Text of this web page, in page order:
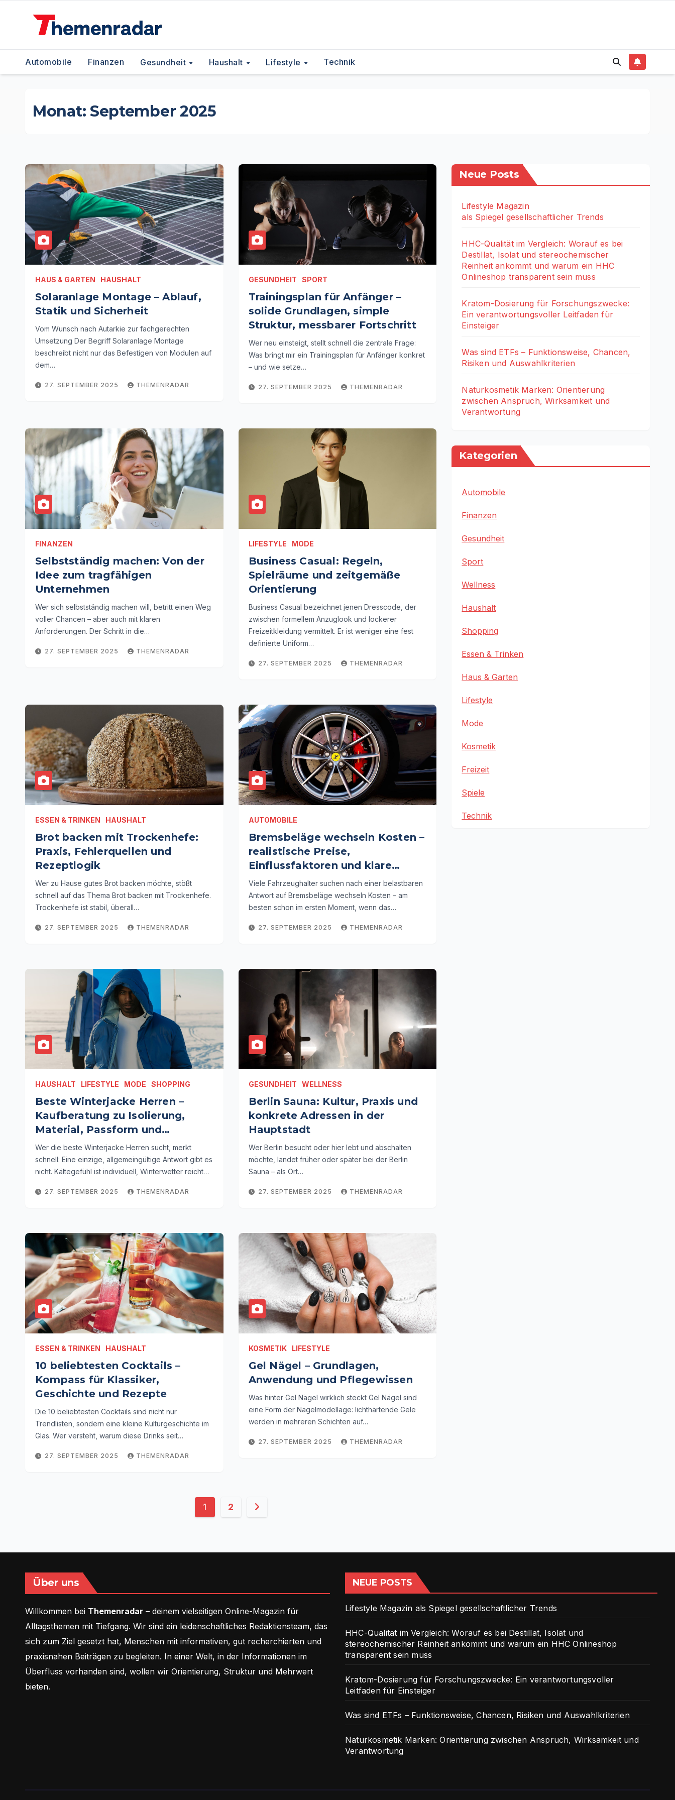
Automobile Finanzen Gesundheit Haushalt Lifestyle Technik
Monat: September 2025
HAUS & GARTEN HAUSHALT
Solaranlage Montage – Ablauf,
Statik und Sicherheit
Vom Wunsch nach Autarkie zur fachgerechten
Umsetzung Der Begriff Solaranlage Montage
beschreibt nicht nur das Befestigen von Modulen auf
dem…
27. SEPTEMBER 2025 THEMENRADAR
GESUNDHEIT SPORT
Trainingsplan für Anfänger –
solide Grundlagen, simple
Struktur, messbarer Fortschritt
Wer neu einsteigt, stellt schnell die zentrale Frage:
Was bringt mir ein Trainingsplan für Anfänger konkret
– und wie setze…
27. SEPTEMBER 2025 THEMENRADAR
FINANZEN
Selbstständig machen: Von der
Idee zum tragfähigen
Unternehmen
Wer sich selbstständig machen will, betritt einen Weg
voller Chancen – aber auch mit klaren
Anforderungen. Der Schritt in die…
27. SEPTEMBER 2025 THEMENRADAR
LIFESTYLE MODE
Business Casual: Regeln,
Spielräume und zeitgemäße
Orientierung
Business Casual bezeichnet jenen Dresscode, der
zwischen formellem Anzuglook und lockerer
Freizeitkleidung vermittelt. Er ist weniger eine fest
definierte Uniform…
27. SEPTEMBER 2025 THEMENRADAR
ESSEN & TRINKEN HAUSHALT
Brot backen mit Trockenhefe:
Praxis, Fehlerquellen und
Rezeptlogik
Wer zu Hause gutes Brot backen möchte, stößt
schnell auf das Thema Brot backen mit Trockenhefe.
Trockenhefe ist stabil, überall…
27. SEPTEMBER 2025 THEMENRADAR
AUTOMOBILE
Bremsbeläge wechseln Kosten –
realistische Preise,
Einflussfaktoren und klare
Entscheidungsgrundlagen
Viele Fahrzeughalter suchen nach einer belastbaren
Antwort auf Bremsbeläge wechseln Kosten – am
besten schon im ersten Moment, wenn das…
27. SEPTEMBER 2025 THEMENRADAR
HAUSHALT LIFESTYLE MODE SHOPPING
Beste Winterjacke Herren –
Kaufberatung zu Isolierung,
Material, Passform und
Einsatzbereich
Wer die beste Winterjacke Herren sucht, merkt
schnell: Eine einzige, allgemeingültige Antwort gibt es
nicht. Kältegefühl ist individuell, Winterwetter reicht…
27. SEPTEMBER 2025 THEMENRADAR
GESUNDHEIT WELLNESS
Berlin Sauna: Kultur, Praxis und
konkrete Adressen in der
Hauptstadt
Wer Berlin besucht oder hier lebt und abschalten
möchte, landet früher oder später bei der Berlin
Sauna – als Ort…
27. SEPTEMBER 2025 THEMENRADAR
ESSEN & TRINKEN HAUSHALT
10 beliebtesten Cocktails –
Kompass für Klassiker,
Geschichte und Rezepte
Die 10 beliebtesten Cocktails sind nicht nur
Trendlisten, sondern eine kleine Kulturgeschichte im
Glas. Wer versteht, warum diese Drinks seit…
27. SEPTEMBER 2025 THEMENRADAR
KOSMETIK LIFESTYLE
Gel Nägel – Grundlagen,
Anwendung und Pflegewissen
Was hinter Gel Nägel wirklich steckt Gel Nägel sind
eine Form der Nagelmodellage: lichthärtende Gele
werden in mehreren Schichten auf…
27. SEPTEMBER 2025 THEMENRADAR
Seitennummerierung
der
1 2
Neue Posts
Lifestyle Magazin
als Spiegel gesellschaftlicher Trends
HHC-Qualität im Vergleich: Worauf es bei
Destillat, Isolat und stereochemischer
Reinheit ankommt und warum ein HHC
Onlineshop transparent sein muss
Kratom-Dosierung für Forschungszwecke:
Ein verantwortungsvoller Leitfaden für
Einsteiger
Was sind ETFs – Funktionsweise, Chancen,
Risiken und Auswahlkriterien
Naturkosmetik Marken: Orientierung
zwischen Anspruch, Wirksamkeit und
Verantwortung
Kategorien
Automobile
Finanzen
Gesundheit
Sport
Wellness
Haushalt
Shopping
Essen & Trinken
Haus & Garten
Lifestyle
Mode
Kosmetik
Freizeit
Spiele
Technik
Über uns
Willkommen bei Themenradar – deinem vielseitigen Online-Magazin für
Alltagsthemen mit Tiefgang. Wir sind ein leidenschaftliches Redaktionsteam, das
sich zum Ziel gesetzt hat, Menschen mit informativen, gut recherchierten und
praxisnahen Beiträgen zu begleiten. In einer Welt, in der Informationen im
Überfluss vorhanden sind, wollen wir Orientierung, Struktur und Mehrwert
bieten.
NEUE POSTS
Lifestyle Magazin als Spiegel gesellschaftlicher Trends
HHC-Qualität im Vergleich: Worauf es bei Destillat, Isolat und
stereochemischer Reinheit ankommt und warum ein HHC Onlineshop
transparent sein muss
Kratom-Dosierung für Forschungszwecke: Ein verantwortungsvoller
Leitfaden für Einsteiger
Was sind ETFs – Funktionsweise, Chancen, Risiken und Auswahlkriterien
Naturkosmetik Marken: Orientierung zwischen Anspruch, Wirksamkeit und
Verantwortung